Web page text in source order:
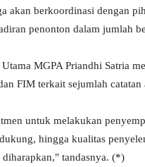
akan berkoordinasi dengan
penonton dalam jumlah
MGPA Priandhi Satria
FIM terkait sejumlah
untuk melakukan
hingga kualitas
diharapkan," tandasnya. (*)